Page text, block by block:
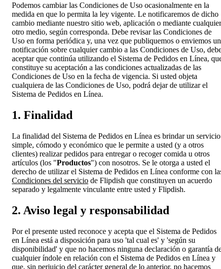
Podemos cambiar las Condiciones de Uso ocasionalmente en la
medida en que lo permita la ley vigente. Le notificaremos de dicho
cambio mediante nuestro sitio web, aplicación o mediante cualquier
otro medio, según corresponda. Debe revisar las Condiciones de
Uso en forma periódica y, una vez que publiquemos o enviemos
notificación sobre cualquier cambio a las Condiciones de Uso,
aceptar que continúa utilizando el Sistema de Pedidos en Línea,
constituye su aceptación a las condiciones actualizadas de las
Condiciones de Uso en la fecha de vigencia. Si usted objeta
cualquiera de las Condiciones de Uso, podrá dejar de utilizar el
Sistema de Pedidos en Línea.
1. Finalidad
La finalidad del Sistema de Pedidos en Línea es brindar un servicio
simple, cómodo y económico que le permite a usted (y a otros
clientes) realizar pedidos para entregar o recoger comida u otros
artículos (los "Productos") con nosotros. Se le otorga a usted el
derecho de utilizar el Sistema de Pedidos en Línea conforme con
Condiciones del servicio de Flipdish que constituyen un acuerdo
separado y legalmente vinculante entre usted y Flipdish.
2. Aviso legal y responsabilidad
Por el presente usted reconoce y acepta que el Sistema de Pedidos
en Línea está a disposición para uso 'tal cual es' y 'según su
disponibilidad' y que no hacemos ninguna declaración o garantía
cualquier índole en relación con el Sistema de Pedidos en Línea y
que, sin perjuicio del carácter general de lo anterior, no hacemos